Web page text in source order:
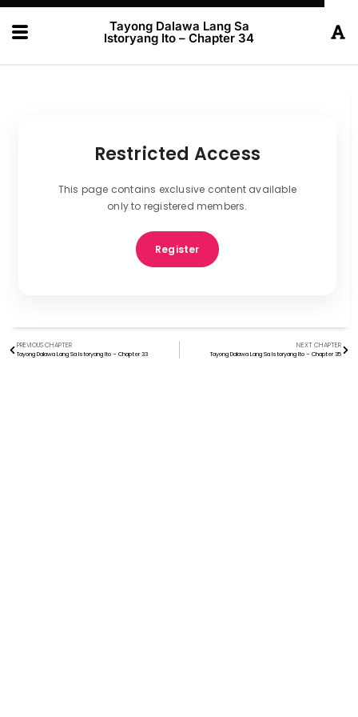
Tayong Dalawa Lang Sa
Istoryang Ito – Chapter 34
Restricted Access
This page contains exclusive content available
only to registered members.
Register
PREVIOUS CHAPTER
Tayong Dalawa Lang Sa Istoryang Ito – Chapter 33
NEXT CHAPTER
Tayong Dalawa Lang Sa Istoryang Ito – Chapter 35